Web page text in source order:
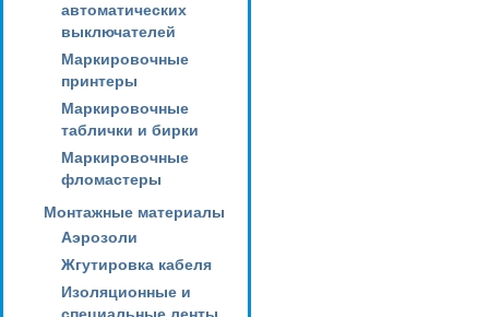
автоматических
выключателей
Маркировочные
принтеры
Маркировочные
таблички и бирки
Маркировочные
фломастеры
Монтажные материалы
Аэрозоли
Жгутировка кабеля
Изоляционные и